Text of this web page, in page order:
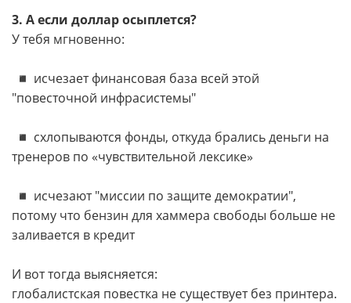
3. А если доллар осыплется?
У тебя мгновенно:
◾️ исчезает финансовая база всей этой
"повесточной инфрасистемы"
◾️ схлопываются фонды, откуда брались деньги на
тренеров по «чувствительной лексике»
◾️ исчезают "миссии по защите демократии",
потому что бензин для хаммера свободы больше не
заливается в кредит
И вот тогда выясняется:
глобалистская повестка не существует без принтера.